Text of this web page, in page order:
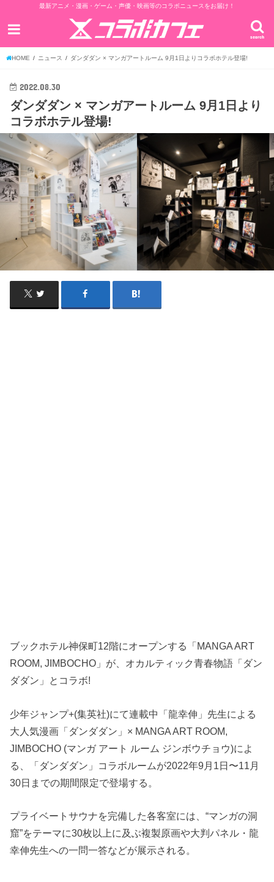
最新アニメ・漫画・ゲーム・声優・映画等のコラボニュースをお届け！
search
HOME ニュース ダンダダン × マンガアートルーム 9月1日よりコラボホテル登場!
2022.08.30
ダンダダン × マンガアートルーム 9月1日より
コラボホテル登場!
ブックホテル神保町12階にオープンする「MANGA ART
ROOM, JIMBOCHO」が、オカルティック青春物語「ダン
ダダン」とコラボ!
少年ジャンプ+(集英社)にて連載中「龍幸伸」先生による
大人気漫画「ダンダダン」× MANGA ART ROOM,
JIMBOCHO (マンガ アート ルーム ジンボウチョウ)によ
る、「ダンダダン」コラボルームが2022年9月1日〜11月
30日までの期間限定で登場する。
プライベートサウナを完備した各客室には、“マンガの洞
窟”をテーマに30枚以上に及ぶ複製原画や大判パネル・龍
幸伸先生への一問一答などが展示される。